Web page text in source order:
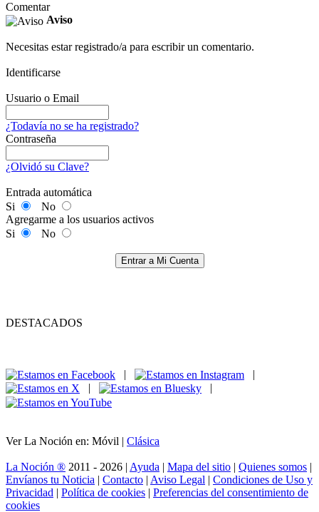
Comentar
Aviso
Necesitas estar registrado/a para escribir un comentario.
Identificarse
Usuario o Email
¿Todavía no se ha registrado?
Contraseña
¿Olvidó su Clave?
Entrada automática
Si
No
Agregarme a los usuarios activos
Si
No
Entrar a Mi Cuenta
DESTACADOS
|
|
|
|
Ver La Noción en: Móvil | Clásica
La Noción ® 2011 - 2026 | Ayuda | Mapa del sitio | Quienes somos |
Envíanos tu Noticia | Contacto | Aviso Legal | Condiciones de Uso y
Privacidad | Política de cookies | Preferencias del consentimiento de
cookies